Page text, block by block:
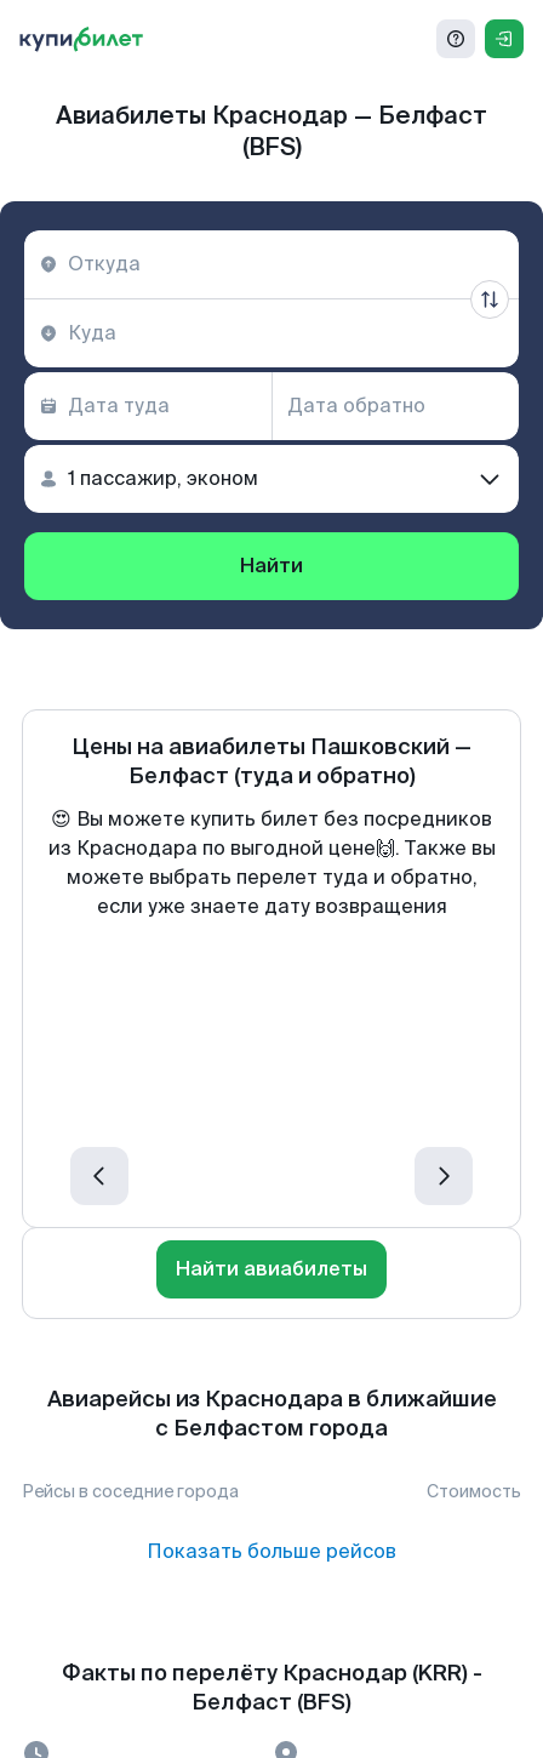
Авиабилеты Краснодар — Белфаст
(BFS)
Найти
Цены на авиабилеты Пашковский —
Белфаст (туда и обратно)
😍 Вы можете купить билет без посредников
из Краснодара по выгодной цене🙌. Также вы
можете выбрать перелет туда и обратно,
если уже знаете дату возвращения
Найти авиабилеты
Авиарейсы из Краснодара в ближайшие
с Белфастом города
Рейсы в соседние города Стоимость
Показать больше рейсов
Факты по перелёту Краснодар (KRR) -
Белфаст (BFS)